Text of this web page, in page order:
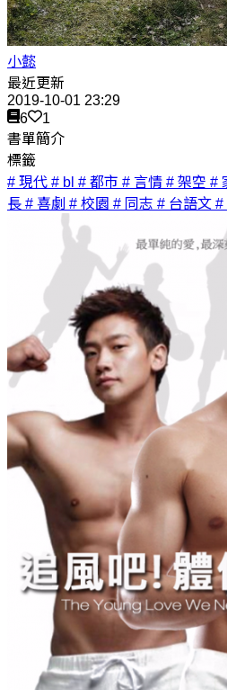
小懿
最近更新
2019-10-01 23:29
6
1
書單簡介
標籤
# 現代 # bl # 都市 # 言情 # 架空 #
長 # 喜劇 # 校園 # 同志 # 台語文 #